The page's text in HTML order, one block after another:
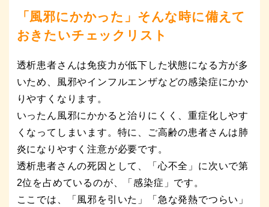
「風邪にかかった」そんな時に備えて
おきたいチェックリスト
透析患者さんは免疫力が低下した状態になる方が多
いため、風邪やインフルエンザなどの感染症にかか
りやすくなります。
いったん風邪にかかると治りにくく、重症化しやす
くなってしまいます。特に、ご高齢の患者さんは肺
炎になりやすく注意が必要です。
透析患者さんの死因として、「心不全」に次いで第
2位を占めているのが、「感染症」です。
ここでは、「風邪を引いた」「急な発熱でつらい」